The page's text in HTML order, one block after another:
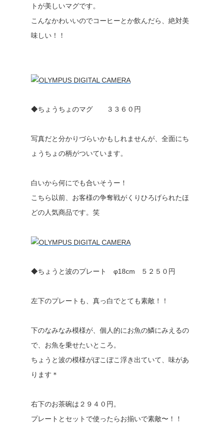
トが美しいマグです。
こんなかわいいのでコーヒーとか飲んだら、絶対美
味しい！！
◆ちょうちょのマグ ３３６０円
写真だと分かりづらいかもしれませんが、全面にち
ょうちょの柄がついています。
白いから何にでも合いそうー！
こちら以前、お客様の争奪戦がくりひろげられたほ
どの人気商品です。笑
◆ちょうと波のプレート φ18cm ５２５０円
左下のプレートも、真っ白でとても素敵！！
下のなみなみ模様が、個人的にお魚の鱗にみえるの
で、お魚を乗せたいところ。
ちょうと波の模様がぼこぼこ浮き出ていて、味があ
ります＊
右下のお茶碗は２９４０円。
プレートとセットで使ったらお揃いで素敵〜！！